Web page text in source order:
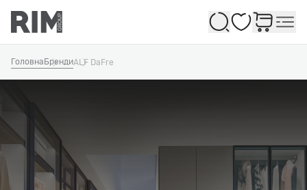
Обране
Головна БрендиALF DaFre